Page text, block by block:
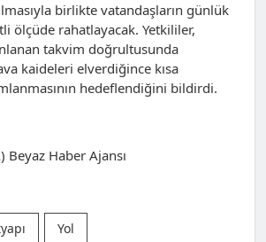
birlikte vatandaşların günlük
ölçüde rahatlayacak. Yetkililer,
takvim doğrultusunda
kaideleri elverdiğince kısa
hedeflendiğini bildirdi.
Beyaz Haber Ajansı
Yol